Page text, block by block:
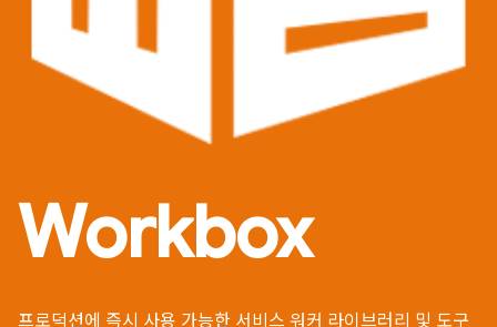
Workbox
프로덕션에 즉시 사용 가능한 서비스 워커 라이브러리 및 도구